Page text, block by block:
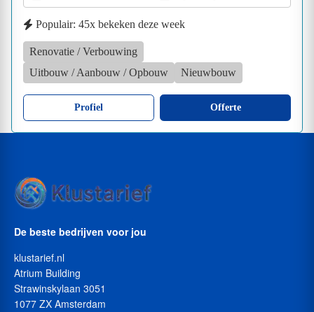
Populair: 45x bekeken deze week
Renovatie / Verbouwing
Uitbouw / Aanbouw / Opbouw
Nieuwbouw
Profiel Offerte
De beste bedrijven voor jou
klustarief.nl
Atrium Building
Strawinskylaan 3051
1077 ZX Amsterdam